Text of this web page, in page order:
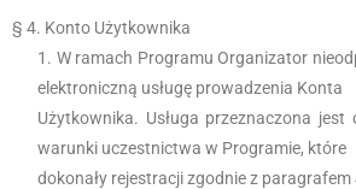
§ 4. Konto Użytkownika
W ramach Programu Organizator
elektroniczną usługę prowadzenia Konta
Użytkownika. Usługa przeznaczona jest
warunki uczestnictwa w Programie, które
dokonały rejestracji zgodnie z paragrafem